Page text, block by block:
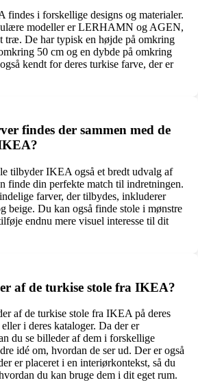
findes i forskellige designs og materialer.
modeller er LERHAMN og AGEN,
træ. De har typisk en højde på omkring
50 cm og en dybde på omkring
kendt for deres turkise farve, der er
findes der sammen med de
tilbyder IKEA også et bredt udvalg af
finde din perfekte match til indretningen.
farver, der tilbydes, inkluderer
beige. Du kan også finde stole i mønstre
endnu mere visuel interesse til dit
af de turkise stole fra IKEA?
af de turkise stole fra IKEA på deres
i deres kataloger. Da der er
du se billeder af dem i forskellige
idé om, hvordan de ser ud. Der er også
er placeret i en interiørkontekst, så du
du kan bruge dem i dit eget rum.